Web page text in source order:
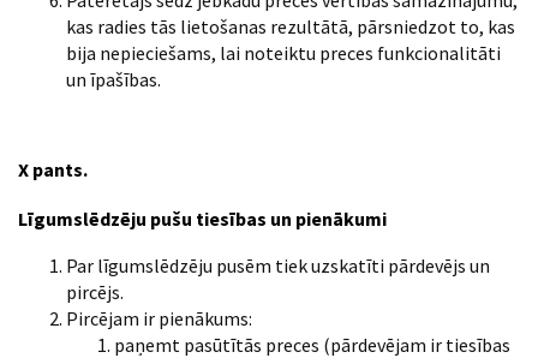
kas radies tās lietošanas rezultātā, pārsniedzot to, kas
bija nepieciešams, lai noteiktu preces funkcionalitāti
un īpašības.
X pants.
Līgumslēdzēju pušu tiesības un pienākumi
Par līgumslēdzēju pusēm tiek uzskatīti pārdevējs un
pircējs.
Pircējam ir pienākums:
paņemt pasūtītās preces (pārdevējam ir tiesības